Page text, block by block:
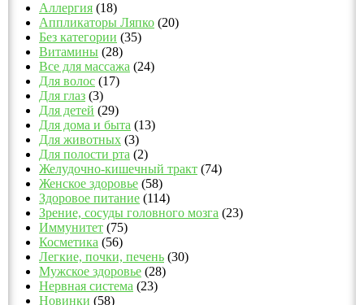
Аллергия (18)
Аппликаторы Ляпко (20)
Без категории (35)
Витамины (28)
Все для массажа (24)
Для волос (17)
Для глаз (3)
Для детей (29)
Для дома и быта (13)
Для животных (3)
Для полости рта (2)
Желудочно-кишечный тракт (74)
Женское здоровье (58)
Здоровое питание (114)
Зрение, сосуды головного мозга (23)
Иммунитет (75)
Косметика (56)
Легкие, почки, печень (30)
Мужское здоровье (28)
Нервная система (23)
Новинки (58)